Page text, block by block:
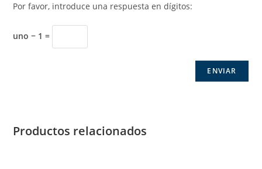
Por favor, introduce una respuesta en dígitos:
uno − 1 =
Productos relacionados